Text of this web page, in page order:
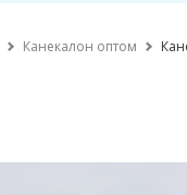
Канекалон оптом